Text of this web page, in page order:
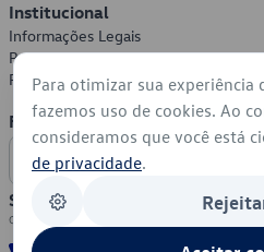
Institucional
Informações Legais
Política de Privacidade
Política de Cookies
Formas de Pagamento
Segurança
Para otimizar sua experiência
fazemos uso de cookies. Ao
consideramos que você está
de privacidade.